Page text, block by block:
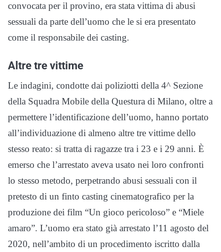
convocata per il provino, era stata vittima di abusi
sessuali da parte dell’uomo che le si era presentato
come il responsabile dei casting.
Altre tre vittime
Le indagini, condotte dai poliziotti della 4^ Sezione
della Squadra Mobile della Questura di Milano, oltre a
permettere l’identificazione dell’uomo, hanno portato
all’individuazione di almeno altre tre vittime dello
stesso reato: si tratta di ragazze tra i 23 e i 29 anni. È
emerso che l’arrestato aveva usato nei loro confronti
lo stesso metodo, perpetrando abusi sessuali con il
pretesto di un finto casting cinematografico per la
produzione dei film “Un gioco pericoloso” e “Miele
amaro”. L’uomo era stato già arrestato l’11 agosto del
2020, nell’ambito di un procedimento iscritto dalla